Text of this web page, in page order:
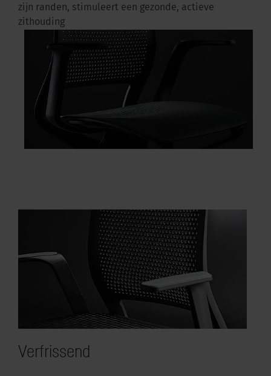
zijn randen, stimuleert een gezonde, actieve
zithouding
Verfrissend